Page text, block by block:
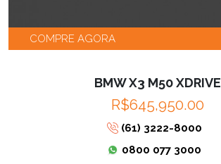
COMPRE AGORA
BMW X3 M50 XDRIVE
R$645,950.00
(61) 3222-8000
0800 077 3000